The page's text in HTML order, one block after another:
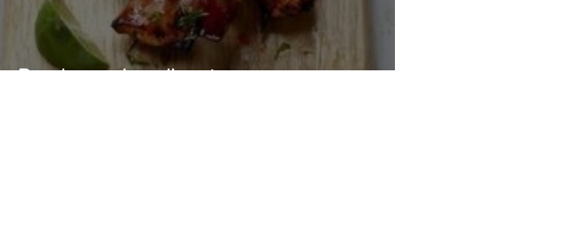
Brochetas de pollo griegas